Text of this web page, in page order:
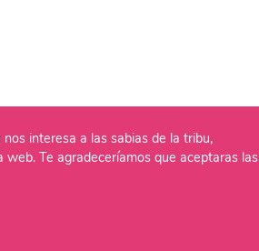
interesa a las sabias de la tribu,
Te agradeceríamos que aceptaras las